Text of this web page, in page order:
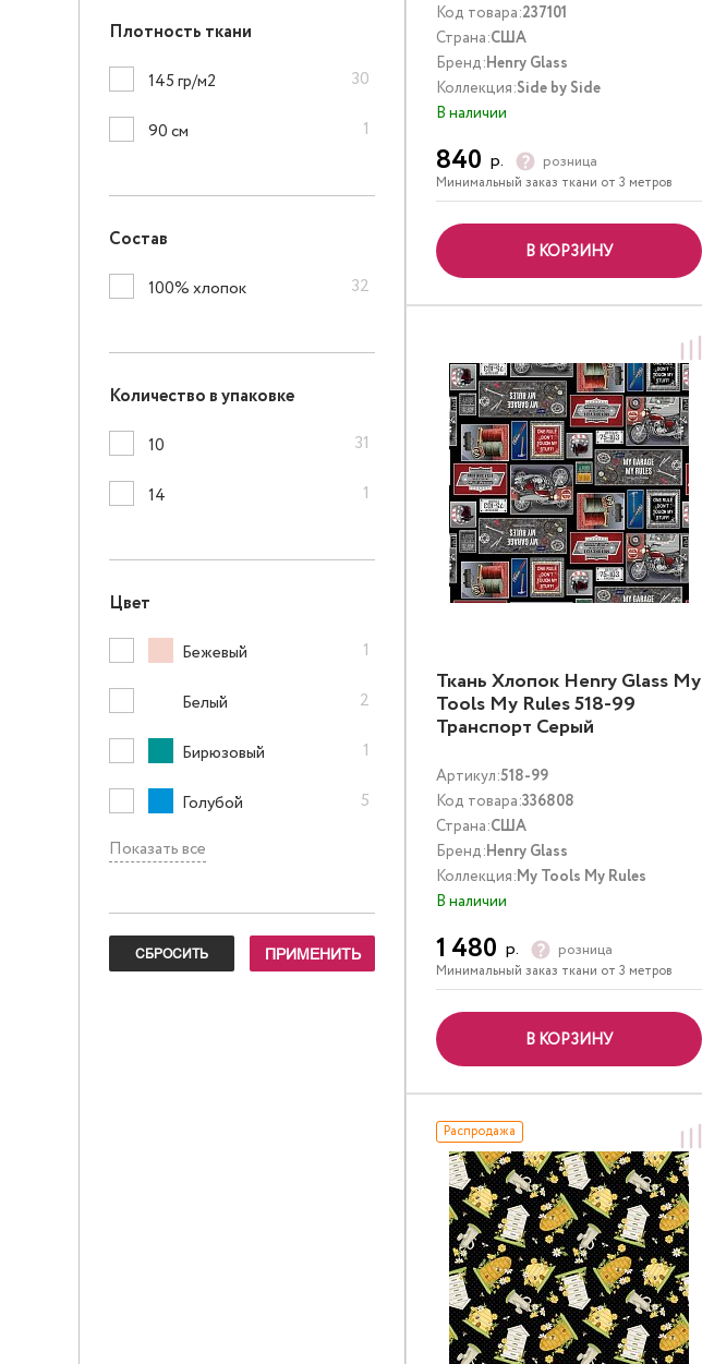
Плотность ткани
145 гр/м2 30
90 см 1
Состав
100% хлопок 32
Количество в упаковке
10 31
14 1
Цвет
Бежевый 1
Белый 2
Бирюзовый 1
Голубой 5
Показать все
Код товара:237101
Страна:США
Бренд:Henry Glass
Коллекция:Side by Side
В наличии
840 р. розница
Минимальный заказ ткани от 3 метров
В КОРЗИНУ
Ткань Хлопок Henry Glass My
Tools My Rules 518-99
Транспорт Серый
Артикул:518-99
Код товара:336808
Страна:США
Бренд:Henry Glass
Коллекция:My Tools My Rules
В наличии
1 480 р. розница
Минимальный заказ ткани от 3 метров
В КОРЗИНУ
Распродажа